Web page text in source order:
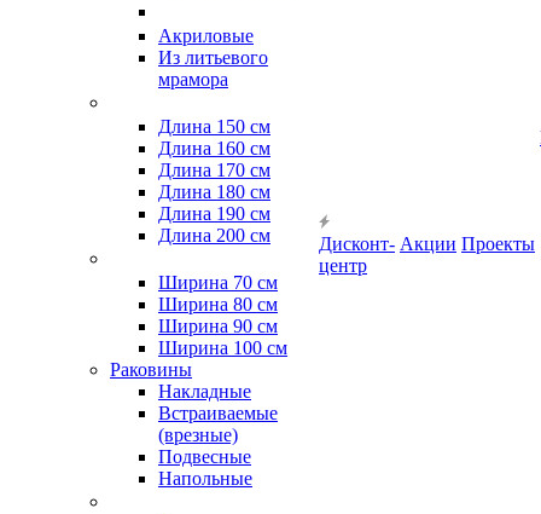
Акриловые
Из литьевого
мрамора
Длина 150 см
Длина 160 см
Длина 170 см
Длина 180 см
Длина 190 см
Длина 200 см
Ширина 70 см
Ширина 80 см
Ширина 90 см
Ширина 100 см
Раковины
Накладные
Встраиваемые
(врезные)
Подвесные
Напольные
Дисконт-
центр
Акции Проекты